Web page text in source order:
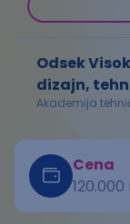
Odsek
dizajn,
Akademija
Cena
120.000